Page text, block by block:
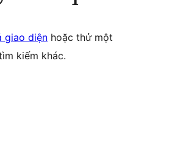
giao diện hoặc thử một
kiếm khác.